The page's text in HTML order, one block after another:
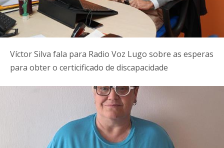
Víctor Silva fala para Radio Voz Lugo sobre as esperas
para obter o certicificado de discapacidade